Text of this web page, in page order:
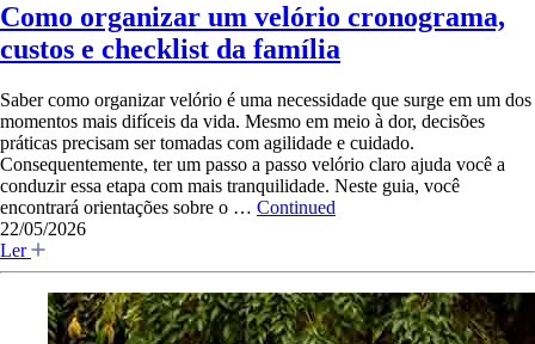
Como organizar um velório cronograma,
custos e checklist da família
Saber como organizar velório é uma necessidade que surge em um dos
momentos mais difíceis da vida. Mesmo em meio à dor, decisões
práticas precisam ser tomadas com agilidade e cuidado.
Consequentemente, ter um passo a passo velório claro ajuda você a
conduzir essa etapa com mais tranquilidade. Neste guia, você
encontrará orientações sobre o … Continued
22/05/2026
Ler